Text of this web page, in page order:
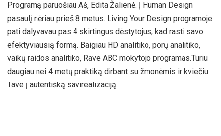
Programą paruošiau Aš, Edita Žalienė. Į Human Design
pasaulį nėriau prieš 8 metus. Living Your Design programoje
pati dalyvavau pas 4 skirtingus dėstytojus, kad rasti savo
efektyviausią formą. Baigiau HD analitiko, porų analitiko,
vaikų raidos analitiko, Rave ABC mokytojo programas.Turiu
daugiau nei 4 metų praktiką dirbant su žmonėmis ir kviečiu
Tave į autentišką savirealizaciją.